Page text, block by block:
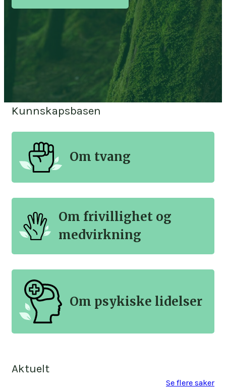
Kunnskapsbasen
Om tvang
Om frivillighet og
medvirkning
Om psykiske lidelser
Aktuelt
Se flere saker